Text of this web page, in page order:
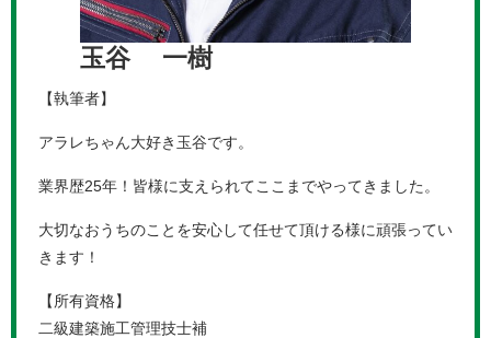
玉谷 一樹
【執筆者】
アラレちゃん大好き玉谷です。
業界歴25年！皆様に支えられてここまでやってきました。
大切なおうちのことを安心して任せて頂ける様に頑張ってい
きます！
【所有資格】
二級建築施工管理技士補